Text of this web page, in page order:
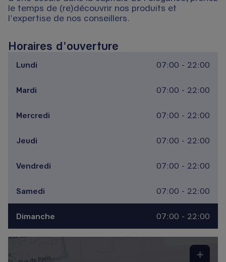
le temps de (re)découvrir nos produits et
l'expertise de nos conseillers.
Horaires d'ouverture
Lundi 07:00 - 22:00
Mardi 07:00 - 22:00
Mercredi 07:00 - 22:00
Jeudi 07:00 - 22:00
Vendredi 07:00 - 22:00
Samedi 07:00 - 22:00
Dimanche 07:00 - 22:00
+